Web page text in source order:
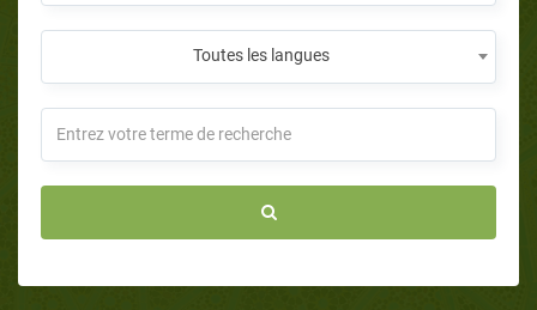
Toutes les langues